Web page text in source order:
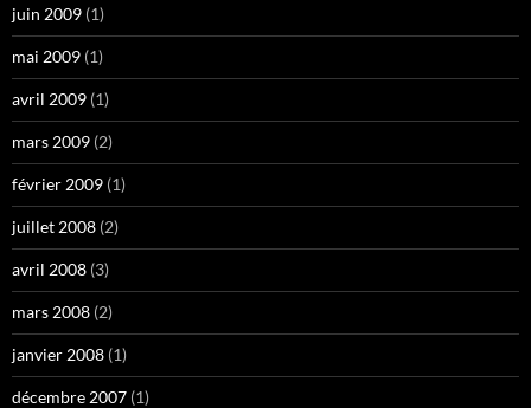
juin 2009 (1)
mai 2009 (1)
avril 2009 (1)
mars 2009 (2)
février 2009 (1)
juillet 2008 (2)
avril 2008 (3)
mars 2008 (2)
janvier 2008 (1)
décembre 2007 (1)